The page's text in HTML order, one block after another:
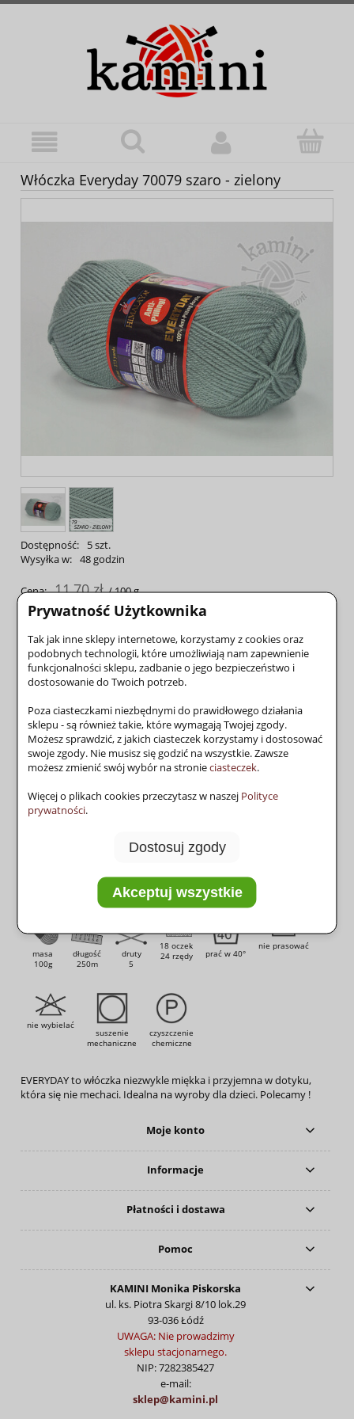
Prywatność Użytkownika
Tak jak inne sklepy internetowe, korzystamy z cookies oraz
podobnych technologii, które umożliwiają nam zapewnienie
funkcjonalności sklepu, zadbanie o jego bezpieczeństwo i
dostosowanie do Twoich potrzeb.
Poza ciasteczkami niezbędnymi do prawidłowego działania
sklepu - są również takie, które wymagają Twojej zgody.
Możesz sprawdzić, z jakich ciasteczek korzystamy i dostosować
swoje zgody. Nie musisz się godzić na wszystkie. Zawsze
możesz zmienić swój wybór na stronieciasteczek.
Więcej o plikach cookies przeczytasz w naszej Polityce
prywatności.
Dostosuj zgody
Akceptuj wszystkie
Włóczka Everyday 70079 szaro - zielony
Dostępność:
5 szt.
Wysyłka w: 48 godzin
Cena: 11,70 zł/ 100 g
szt.
do koszyka
dodaj do przechowalni
Producent: Himalaya
zapytaj o produkt
poleć znajomemu
100% akryl
całoroczna
masa
100g
długość
250m
druty
5
18 oczek
24 rzędy
prać w 40°
nie prasować
nie wybielać
suszenie
mechaniczne
czyszczenie
chemiczne
EVERYDAY to włóczka niezwykle miękka i przyjemna w dotyku,
która się nie mechaci. Idealna na wyroby dla dzieci. Polecamy !
Moje konto
Informacje
Płatności i dostawa
Pomoc
KAMINI Monika Piskorska
ul. ks. Piotra Skargi 8/10 lok.29
93-036 Łódź
UWAGA: Nie prowadzimy
sklepu stacjonarnego.
NIP: 7282385427
e-mail:
sklep@kamini.pl